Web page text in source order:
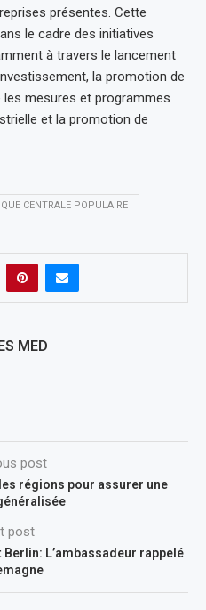
présentes. Cette
le cadre des initiatives
à travers le lancement
la promotion de
les mesures et programmes
et la promotion de
CENTRALE POPULAIRE
MED
post
régions pour assurer une
post
Berlin: L’ambassadeur rappelé